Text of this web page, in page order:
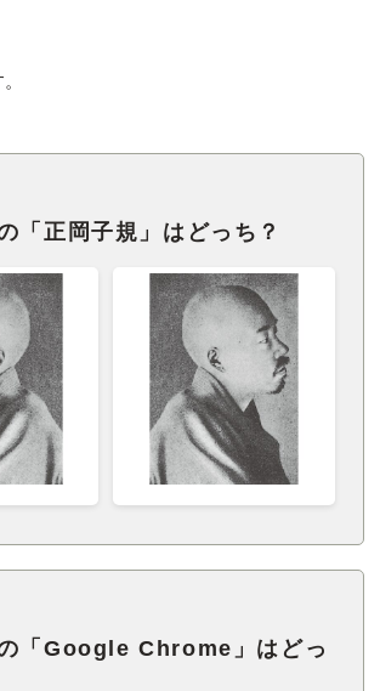
「正岡子規」はどっち？
「Google Chrome」はどっ